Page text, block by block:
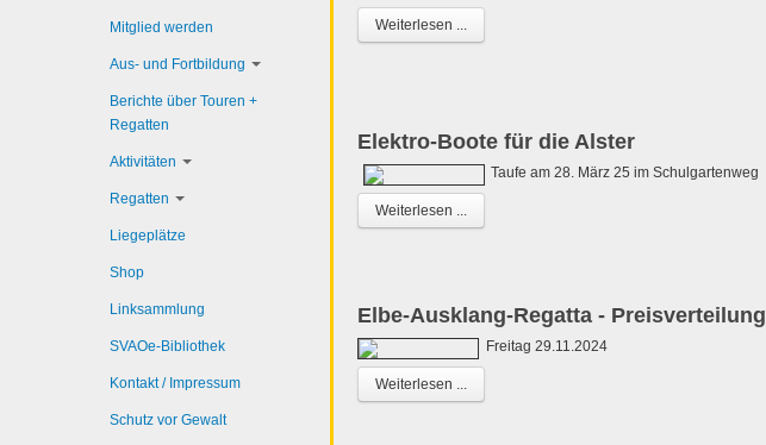
Weiterlesen ...
Elektro-Boote für die Alster
Taufe am 28. März 25 im Schulgartenweg
Weiterlesen ...
Elbe-Ausklang-Regatta - Preisverteilung
Freitag 29.11.2024
Weiterlesen ...
Mitglied werden
Aus- und Fortbildung
Berichte über Touren +
Regatten
Aktivitäten
Regatten
Liegeplätze
Shop
Linksammlung
SVAOe-Bibliothek
Kontakt / Impressum
Schutz vor Gewalt